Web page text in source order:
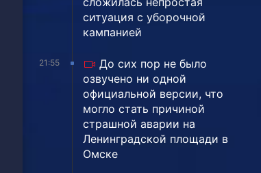
ситуация с уборочной
кампанией
21:55
До сих пор не было
озвучено ни одной
официальной версии, что
могло стать причиной
страшной аварии на
Ленинградской площади в
Омске